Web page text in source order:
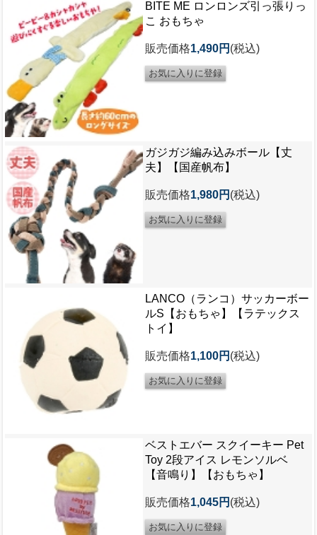
BITE ME ロンロンズ引っ張りっ
こ おもちゃ
販売価格1,490円 (税込)
ガジガジ編み込みボール【丈
夫】【国産帆布】
販売価格1,980円 (税込)
LANCO（ランコ）サッカーボー
ルS【おもちゃ】【ラテックス
トイ】
販売価格1,100円 (税込)
ベストエバー スクイーキー Pet
Toy 2段アイス レモンソルベ
【音鳴り】【おもちゃ】
販売価格1,045円 (税込)